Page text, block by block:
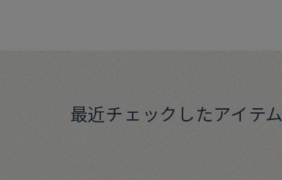
最近チェックしたアイテム